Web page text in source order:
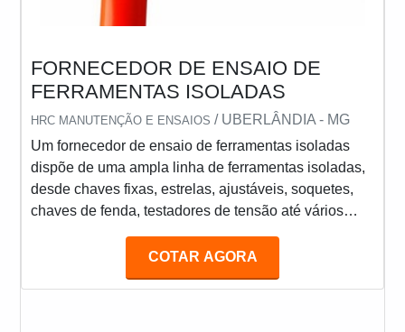
FORNECEDOR DE ENSAIO DE
FERRAMENTAS ISOLADAS
HRC MANUTENÇÃO E ENSAIOS/ UBERLÂNDIA - MG
Um fornecedor de ensaio de ferramentas isoladas
dispõe de uma ampla linha de ferramentas isoladas,
desde chaves fixas, estrelas, ajustáveis, soquetes,
chaves de fenda, testadores de tensão até vários
são utilizadas por profissionais que trabalham em
áreas de risco e energizadas. Entre essas
COTAR AGORA